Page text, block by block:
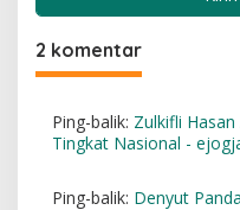
2 komentar
Ping-balik: Zulkifli
Tingkat Nasional -
Ping-balik: Denyut